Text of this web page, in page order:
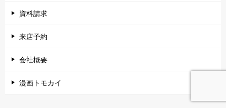
資料請求
来店予約
会社概要
漫画トモカイ